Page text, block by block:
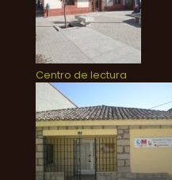
Centro de lectura